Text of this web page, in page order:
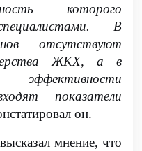
которого
В
отсутствуют
ЖКХ, а в
эффективности
показатели
он.
мнение, что